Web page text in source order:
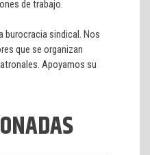
de trabajo.
burocracia sindical. Nos
que se organizan
Apoyamos su